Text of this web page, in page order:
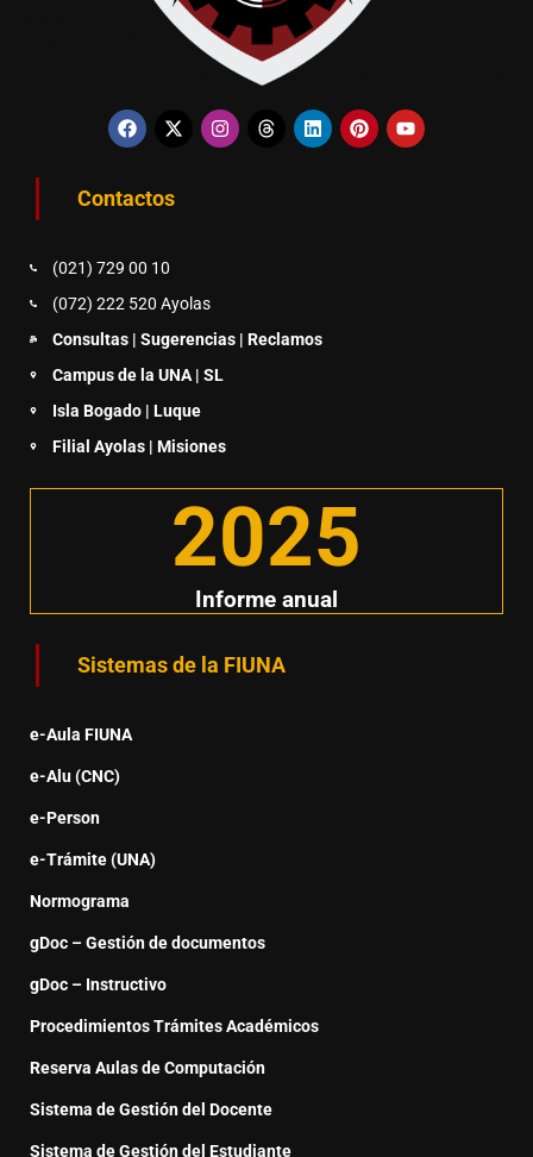
Contactos
(021) 729 00 10
(072) 222 520 Ayolas
Consultas | Sugerencias | Reclamos
Campus de la UNA | SL
Isla Bogado | Luque
Filial Ayolas | Misiones
Informe anual
2025
Sistemas de la FIUNA
e-Aula FIUNA
e-Alu (CNC)
e-Person
e-Trámite (UNA)
Normograma
gDoc – Gestión de documentos
gDoc – Instructivo
Procedimientos Trámites Académicos
Reserva Aulas de Computación
Sistema de Gestión del Docente
Sistema de Gestión del Estudiante